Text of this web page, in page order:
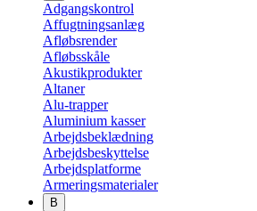
Adgangskontrol
Affugtningsanlæg
Afløbsrender
Afløbsskåle
Akustikprodukter
Altaner
Alu-trapper
Aluminium kasser
Arbejdsbeklædning
Arbejdsbeskyttelse
Arbejdsplatforme
Armeringsmaterialer
B